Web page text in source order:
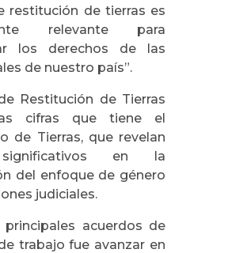
restitución de tierras es
relevante para
los derechos de las
de nuestro país”.
Restitución de Tierras
cifras que tiene el
de Tierras, que revelan
en la
del enfoque de género
judiciales.
acuerdos de
trabajo fue avanzar en